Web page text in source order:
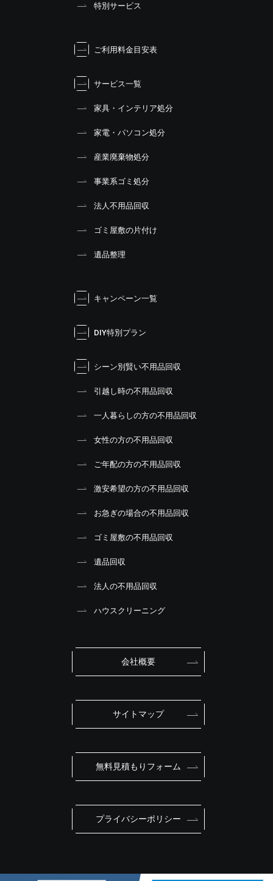
特別サービス
ご利用料金目安表
サービス一覧
家具・インテリア処分
家電・パソコン処分
産業廃棄物処分
事業系ゴミ処分
法人不用品回収
ゴミ屋敷の片付け
遺品整理
キャンペーン一覧
DIY特別プラン
シーン別賢い不用品回収
引越し時の不用品回収
一人暮らしの方の不用品回収
女性の方の不用品回収
ご年配の方の不用品回収
激安希望の方の不用品回収
お急ぎの場合の不用品回収
ゴミ屋敷の不用品回収
遺品回収
法人の不用品回収
ハウスクリーニング
会社概要
サイトマップ
無料見積もりフォーム
プライバシーポリシー